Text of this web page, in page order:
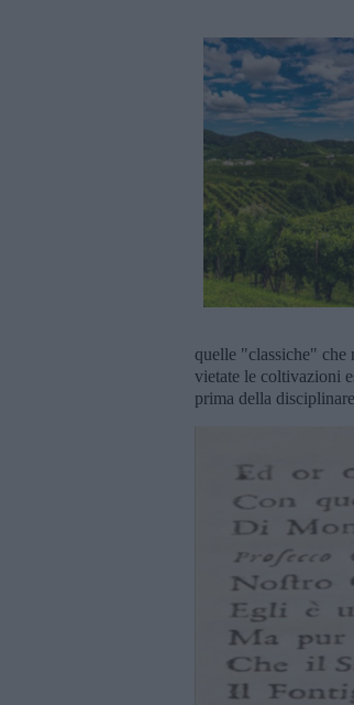
quelle "classiche"
vietate le coltivazioni
prima della